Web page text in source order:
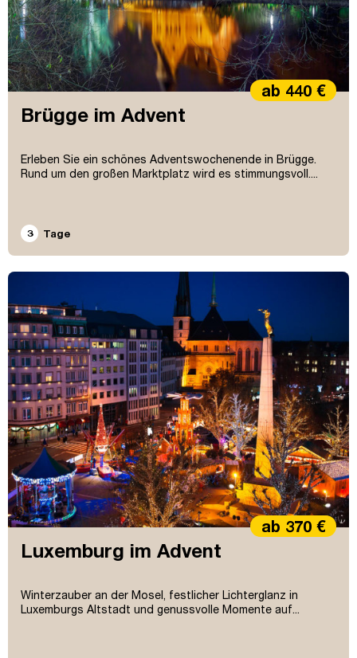
Brügge im Advent
Erleben Sie ein schönes Adventswochenende in Brügge.
Rund um den großen Marktplatz wird es stimmungsvoll....
ab 440 €
3 Tage
Luxemburg im Advent
Winterzauber an der Mosel, festlicher Lichterglanz in
Luxemburgs Altstadt und genussvolle Momente auf...
ab 370 €